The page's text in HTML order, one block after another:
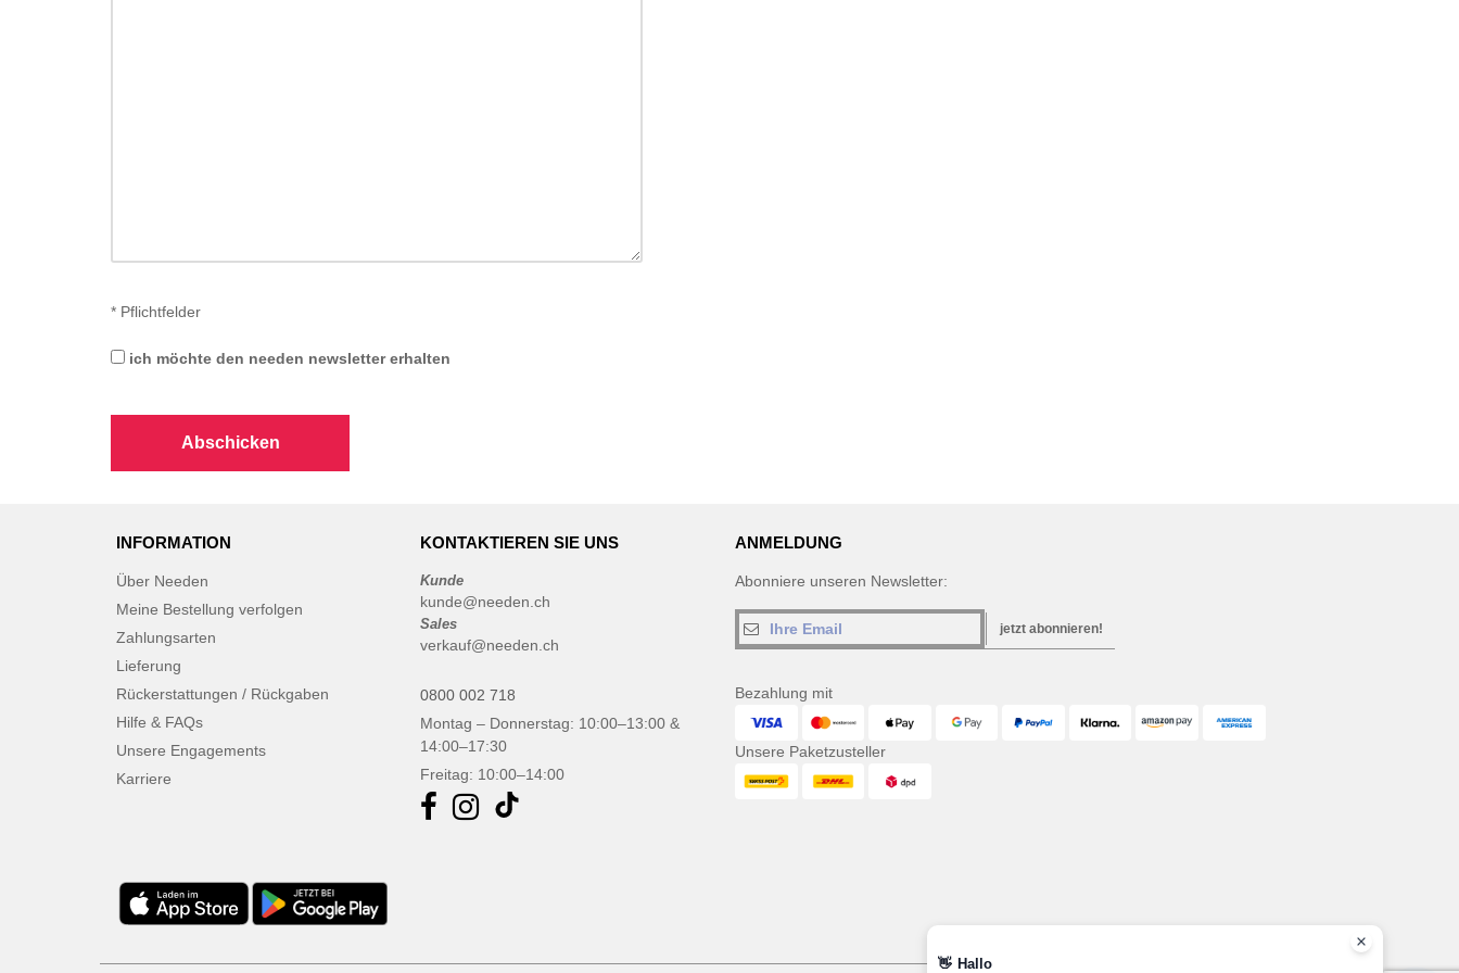
* Pflichtfelder
ich möchte den needen newsletter erhalten
Abschicken
INFORMATION
Über Needen
Meine Bestellung verfolgen
Zahlungsarten
Lieferung
Rückerstattungen / Rückgaben
Hilfe & FAQs
Unsere Engagements
Karriere
KONTAKTIEREN SIE UNS
Kunde
kunde@needen.ch
Sales
verkauf@needen.ch
0800 002 718
Montag – Donnerstag: 10:00–13:00 &
14:00–17:30
Freitag: 10:00–14:00
ANMELDUNG
Abonniere unseren Newsletter:
jetzt abonnieren!
Bezahlung mit
Unsere Paketzusteller
👋 Hallo